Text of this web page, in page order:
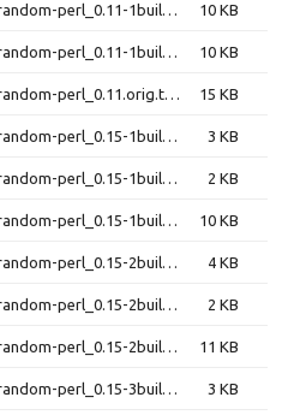
libcrypt-openssl-random-perl_0.11-1build4_amd64.deb 10 KB
libcrypt-openssl-random-perl_0.11-1build4_i386.deb 10 KB
libcrypt-openssl-random-perl_0.11.orig.tar.gz 15 KB
libcrypt-openssl-random-perl_0.15-1build2.debian.tar.xz 3 KB
libcrypt-openssl-random-perl_0.15-1build2.dsc 2 KB
libcrypt-openssl-random-perl_0.15-1build2_amd64.deb 10 KB
libcrypt-openssl-random-perl_0.15-2build4.debian.tar.xz 4 KB
libcrypt-openssl-random-perl_0.15-2build4.dsc 2 KB
libcrypt-openssl-random-perl_0.15-2build4_amd64.deb 11 KB
libcrypt-openssl-random-perl_0.15-3build4.debian.tar.xz 3 KB